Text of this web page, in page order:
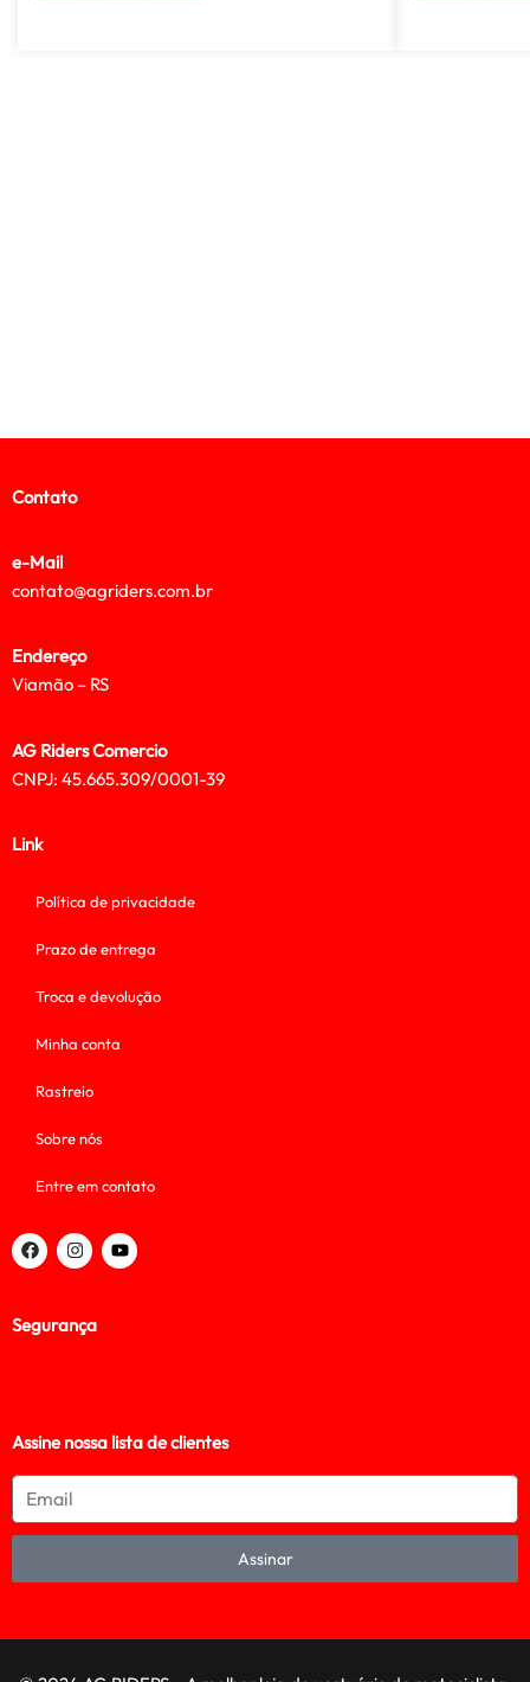
Contato
e-Mail
contato@agriders.com.br
Endereço
Viamão – RS
AG Riders Comercio
CNPJ: 45.665.309/0001-39
Link
Política de privacidade
Prazo de entrega
Troca e devolução
Minha conta
Rastreio
Sobre nós
Entre em contato
Segurança
Assine nossa lista de clientes
Assinar